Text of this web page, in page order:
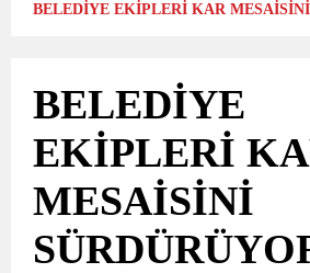
BELEDİYE EKİPLERİ KAR
BELEDİYE
EKİPLERİ
MESAİSİNİ